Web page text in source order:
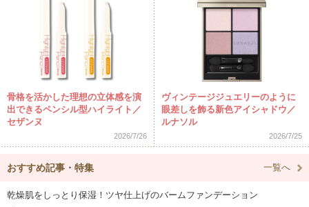
骨格を活かした理想の立体感を演
出できるペンシル型ハイライト／
セザンヌ
2026/7/26
ヴィンテージジュエリーのように
眼差しを飾る新色アイシャドウ／
ルナソル
2026/7/25
おすすめ記事・特集 一覧へ
乾燥肌をしっとり保湿！ツヤ仕上げのバームファンデーション